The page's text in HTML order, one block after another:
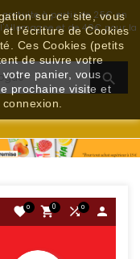
sur ce site, vous
l'écriture de Cookies
Ces Cookies (petits
de suivre votre
panier, vous
prochaine visite et
gratuite à partir de 25€ en
et de 40€ pour la

0
0

0